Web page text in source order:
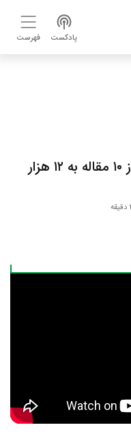
پادکست فهرست
طی ۲۰ سال در دانش نانو، از ۱۰ مقاله به ۱۲ هزار